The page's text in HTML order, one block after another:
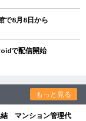
で8月8日から
で配信開始
もっと見る
結 マンション管理代